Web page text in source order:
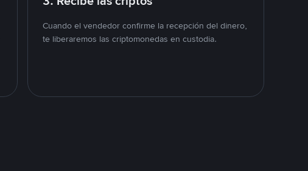
Cuando el vendedor confirme la recepción del dinero,
te liberaremos las criptomonedas en custodia.